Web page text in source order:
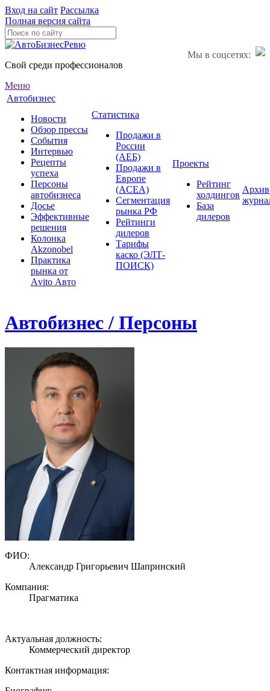
Вход на сайт Рассылка
Полная версия сайта
Мы в соцсетях:
Свой среди профессионалов
Меню
Автобизнес
Новости
Обзор прессы
События
Интервью
Рецепты
успеха
Персоны
автобизнеса
Досье
Эффективные
решения
Колонка
Akzonobel
Практика
рынка от
Аvito Авто
Статистика
Продажи в
России
(АЕБ)
Продажи в
Европе
(ACEA)
Сегментация
рынка РФ
Рейтинги
дилеров
Тарифы
каско (ЭЛТ-
ПОИСК)
Проекты
Рейтинг
холдингов
База
дилеров
Архив
Автобизнес / Персоны
ФИО:
Александр Григорьевич Шапринский
Компания:
Прагматика
Актуальная должность:
Коммерческий директор
Контактная информация: